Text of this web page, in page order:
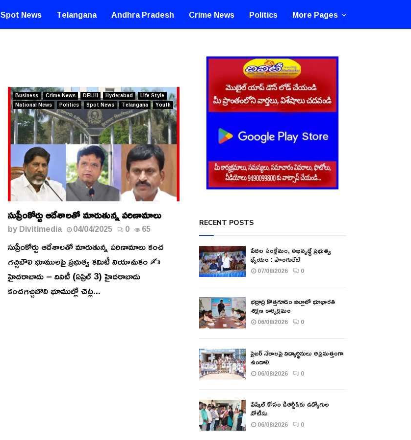
Spot News Telangana Andhra Pradesh Crime News Politics More Pages
Business Crime News DELHI Hyderabad
Life Style
National News
Politics Spot News Telangana Youth
సుప్రీంకోర్టు ఆదేశాలతో మారుతున్న పరిణామాలు
byDivitimedia 04/04/2025 0 65
సుప్రీంకోర్టు ఆదేశాలతో మారుతున్న పరిణామాలు కంచ
గచ్చిబౌలి భూములపై ప్రభుత్వ కమిటీ నియామకం ✍️
హైదరాబాదు – దివిటీ (ఏప్రిల్ 3) హైదరాబాదు
కంచగచ్చిబౌలి భూముల్లో చెట్ల...
RECENT POSTS
పేదల సంక్షేమం, అభివృద్ధే ప్రభుత్వ
ధ్యేయం : పొంగులేటి
07/08/2026 0
భద్రాద్రి కొత్తగూడెం జిల్లాలో భూభారతి
శిక్షణ కార్యక్రమం
06/08/2026 0
సైబర్ నేరాలపై విద్యార్థినులు అప్రమత్తంగా
ఉండాలి
06/08/2026 0
పేస్కేల్ కోసం డీఆర్డీఓకు ఉద్యోగుల
నోటీసు
06/08/2026 0